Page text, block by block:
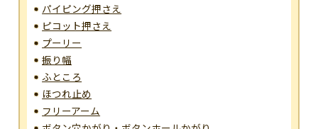
パイピング押さえ
ピコット押さえ
プーリー
振り幅
ふところ
ほつれ止め
フリーアーム